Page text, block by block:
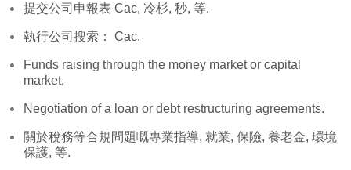
提交公司申報表 Cac, 冷杉, 秒, 等.
執行公司搜索： Cac.
Funds raising through the money market or capital
market.
Negotiation of a loan or debt restructuring agreements.
關於稅務等合規問題嘅專業指導, 就業, 保險, 養老金, 環境
保護, 等.